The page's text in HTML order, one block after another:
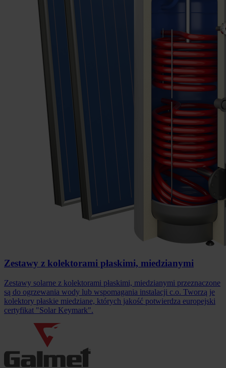
Zestawy z kolektorami płaskimi, miedzianymi
Zestawy solarne z kolektorami płaskimi, miedzianymi przeznaczone
są do ogrzewania wody lub wspomagania instalacji c.o. Tworzą je
kolektory płaskie miedziane, których jakość potwierdza europejski
certyfikat "Solar Keymark".